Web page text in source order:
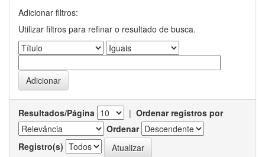
Adicionar filtros:
Utilizar filtros para refinar o resultado de busca.
Resultados/Página | Ordenar registros por
Ordenar
Registro(s)